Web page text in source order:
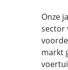
Onze
sector
markt